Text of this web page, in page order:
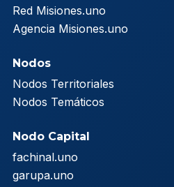
Red Misiones.uno
Agencia Misiones.uno
Nodos
Nodos Territoriales
Nodos Temáticos
Nodo Capital
fachinal.uno
garupa.uno